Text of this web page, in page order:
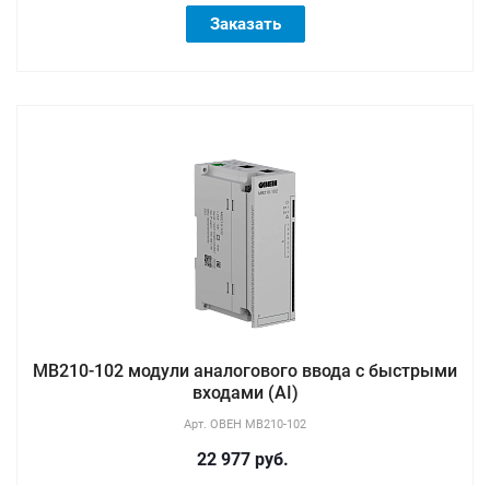
Заказать
МВ210-102 модули аналогового ввода с быстрыми
входами (AI)
Арт. ОВЕН МВ210-102
22 977 руб.